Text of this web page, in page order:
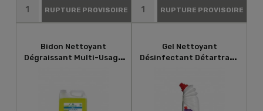
RUPTURE PROVISOIRE RUPTURE PROVISOIRE
Bidon Nettoyant
Dégraissant Multi-Usage
Gel Nettoyant
Désinfectant Détartrant